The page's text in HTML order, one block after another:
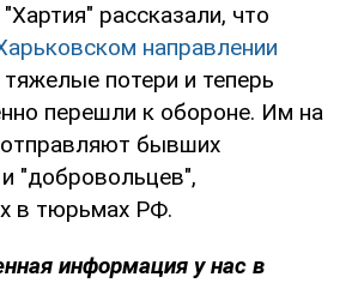
рассказали, что
направлении
потери и теперь
перешли к обороне. Им на
бывших
"добровольцев",
в тюрьмах РФ.
информация у нас в